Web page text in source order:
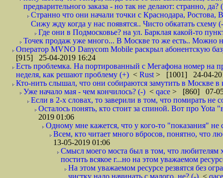
предварительного заказа - но так не делают: странно, да?
Странно что они начали точки с Краснодара,
Сижу жду когда у нас появятся.. Чисто обкатать схему
Где они в Подмосковье? на ул. Барклая какой-то
Точек продаж уже много... В Москве то же есть.. Можно
Оператор MVNO Danycom Mobile раскрыл абонентскую
[915] 25-04-2019 16:24
Есть проблемка. На портированный с Мегафона номер на
неделя, как решают проблему (+) < Rust > [1001] 24-04-
Кто-нить слышал, что они собираются замутить в Москве в
Уже начало мая - чем кончилось? (-) < qace > [860] 07-
Если в 2-х словах, то заверили в том, что помирать не
Осталось понять, кто стоит за спиной. Вот про Yota
2019 01:06
Одному мне кажется, что у кого-то "показания" не
Всем, кто читает много вбросов, понятно, что
13-05-2019 01:06
Смысл моего моста был в том, что любителям
постить всякое г...но на этом уважаемом
На этом уважаемом ресурсе резвятся без
чистку надо начинать с малого, не? (-) <